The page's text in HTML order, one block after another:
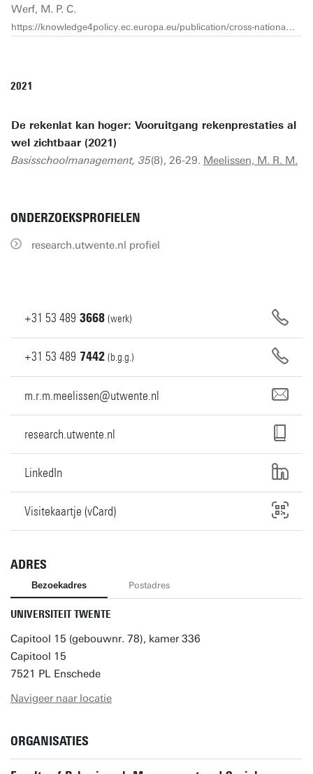
Werf, M. P. C.
https://knowledge4policy.ec.europa.eu/publication/cross-national-achievement-surveys-monitoring-educational-outcomes-policies-practices_en
2021
De rekenlat kan hoger: Vooruitgang rekenprestaties al
wel zichtbaar (2021)
Basisschoolmanagement, 35(8), 26-29. Meelissen, M. R. M.
ONDERZOEKSPROFIELEN
research.utwente.nl profiel
+31 53 489 3668 (werk)
+31 53 489 7442 (b.g.g.)
m.r.m.meelissen@utwente.nl
research.utwente.nl
LinkedIn
Visitekaartje (vCard)
ADRES
Bezoekadres Postadres
UNIVERSITEIT TWENTE
Capitool 15 (gebouwnr. 78), kamer 336
Capitool 15
7521 PL Enschede
Navigeer naar locatie
ORGANISATIES